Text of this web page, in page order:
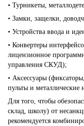
• Турникеты,
• Замки, защелки,
• Устройства ввода и
• Конвертеры
лицензионное
управления СКУД);
• Аксессуары
пульты и металлические
Для того, чтобы
склад, школу) от
рекомендуется